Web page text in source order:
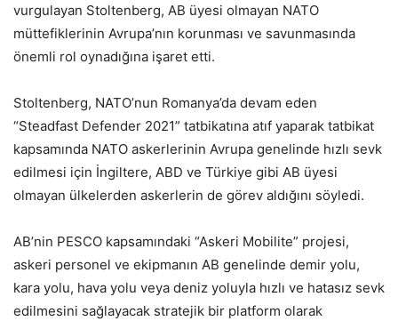
vurgulayan Stoltenberg, AB üyesi olmayan NATO
müttefiklerinin Avrupa’nın korunması ve savunmasında
önemli rol oynadığına işaret etti.
Stoltenberg, NATO’nun Romanya’da devam eden
“Steadfast Defender 2021” tatbikatına atıf yaparak tatbikat
kapsamında NATO askerlerinin Avrupa genelinde hızlı sevk
edilmesi için İngiltere, ABD ve Türkiye gibi AB üyesi
olmayan ülkelerden askerlerin de görev aldığını söyledi.
AB’nin PESCO kapsamındaki “Askeri Mobilite” projesi,
askeri personel ve ekipmanın AB genelinde demir yolu,
kara yolu, hava yolu veya deniz yoluyla hızlı ve hatasız sevk
edilmesini sağlayacak stratejik bir platform olarak